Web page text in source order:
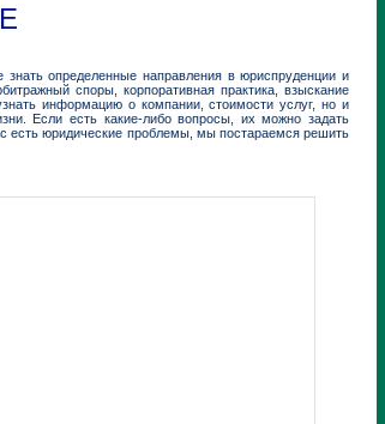
знать определенные направления в юриспруденции и
споры, корпоративная практика, взыскание
информацию о компании, стоимости услуг, но и
Если есть какие-либо вопросы, их можно задать
есть юридические проблемы, мы постараемся решить